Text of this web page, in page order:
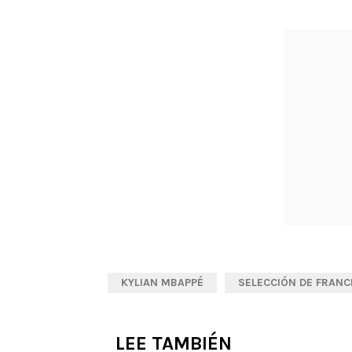
KYLIAN MBAPPÉ SELECCIÓN DE
LEE TAMBIÉN